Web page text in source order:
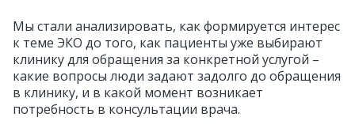
Мы стали анализировать, как формируется интерес
к теме ЭКО до того, как пациенты уже выбирают
клинику для обращения за конкретной услугой –
какие вопросы люди задают задолго до обращения
в клинику, и в какой момент возникает
потребность в консультации врача.